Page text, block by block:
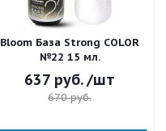
Bloom База Strong COLOR
№22 15 мл.
637 руб. /шт
670руб.